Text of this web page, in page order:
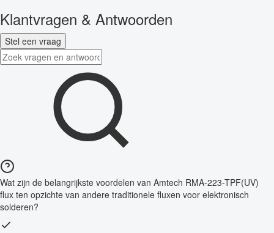
Klantvragen & Antwoorden
Stel een vraag
Wat zijn de belangrijkste voordelen van Amtech RMA-223-TPF(UV)
flux ten opzichte van andere traditionele fluxen voor elektronisch
solderen?